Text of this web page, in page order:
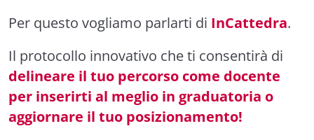
Per questo vogliamo parlarti di InCattedra.
Il protocollo innovativo che ti consentirà di
delineare il tuo percorso come docente
per inserirti al meglio in graduatoria o
aggiornare il tuo posizionamento!